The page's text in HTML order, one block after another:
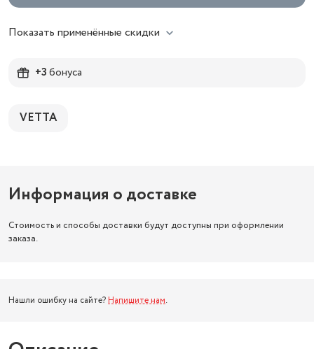
Показать применённые скидки
+3бонуса
VETTA
Информация о доставке
Стоимость и способы доставки будут доступны при оформлении
заказа.
Нашли ошибку на сайте? Напишите нам.